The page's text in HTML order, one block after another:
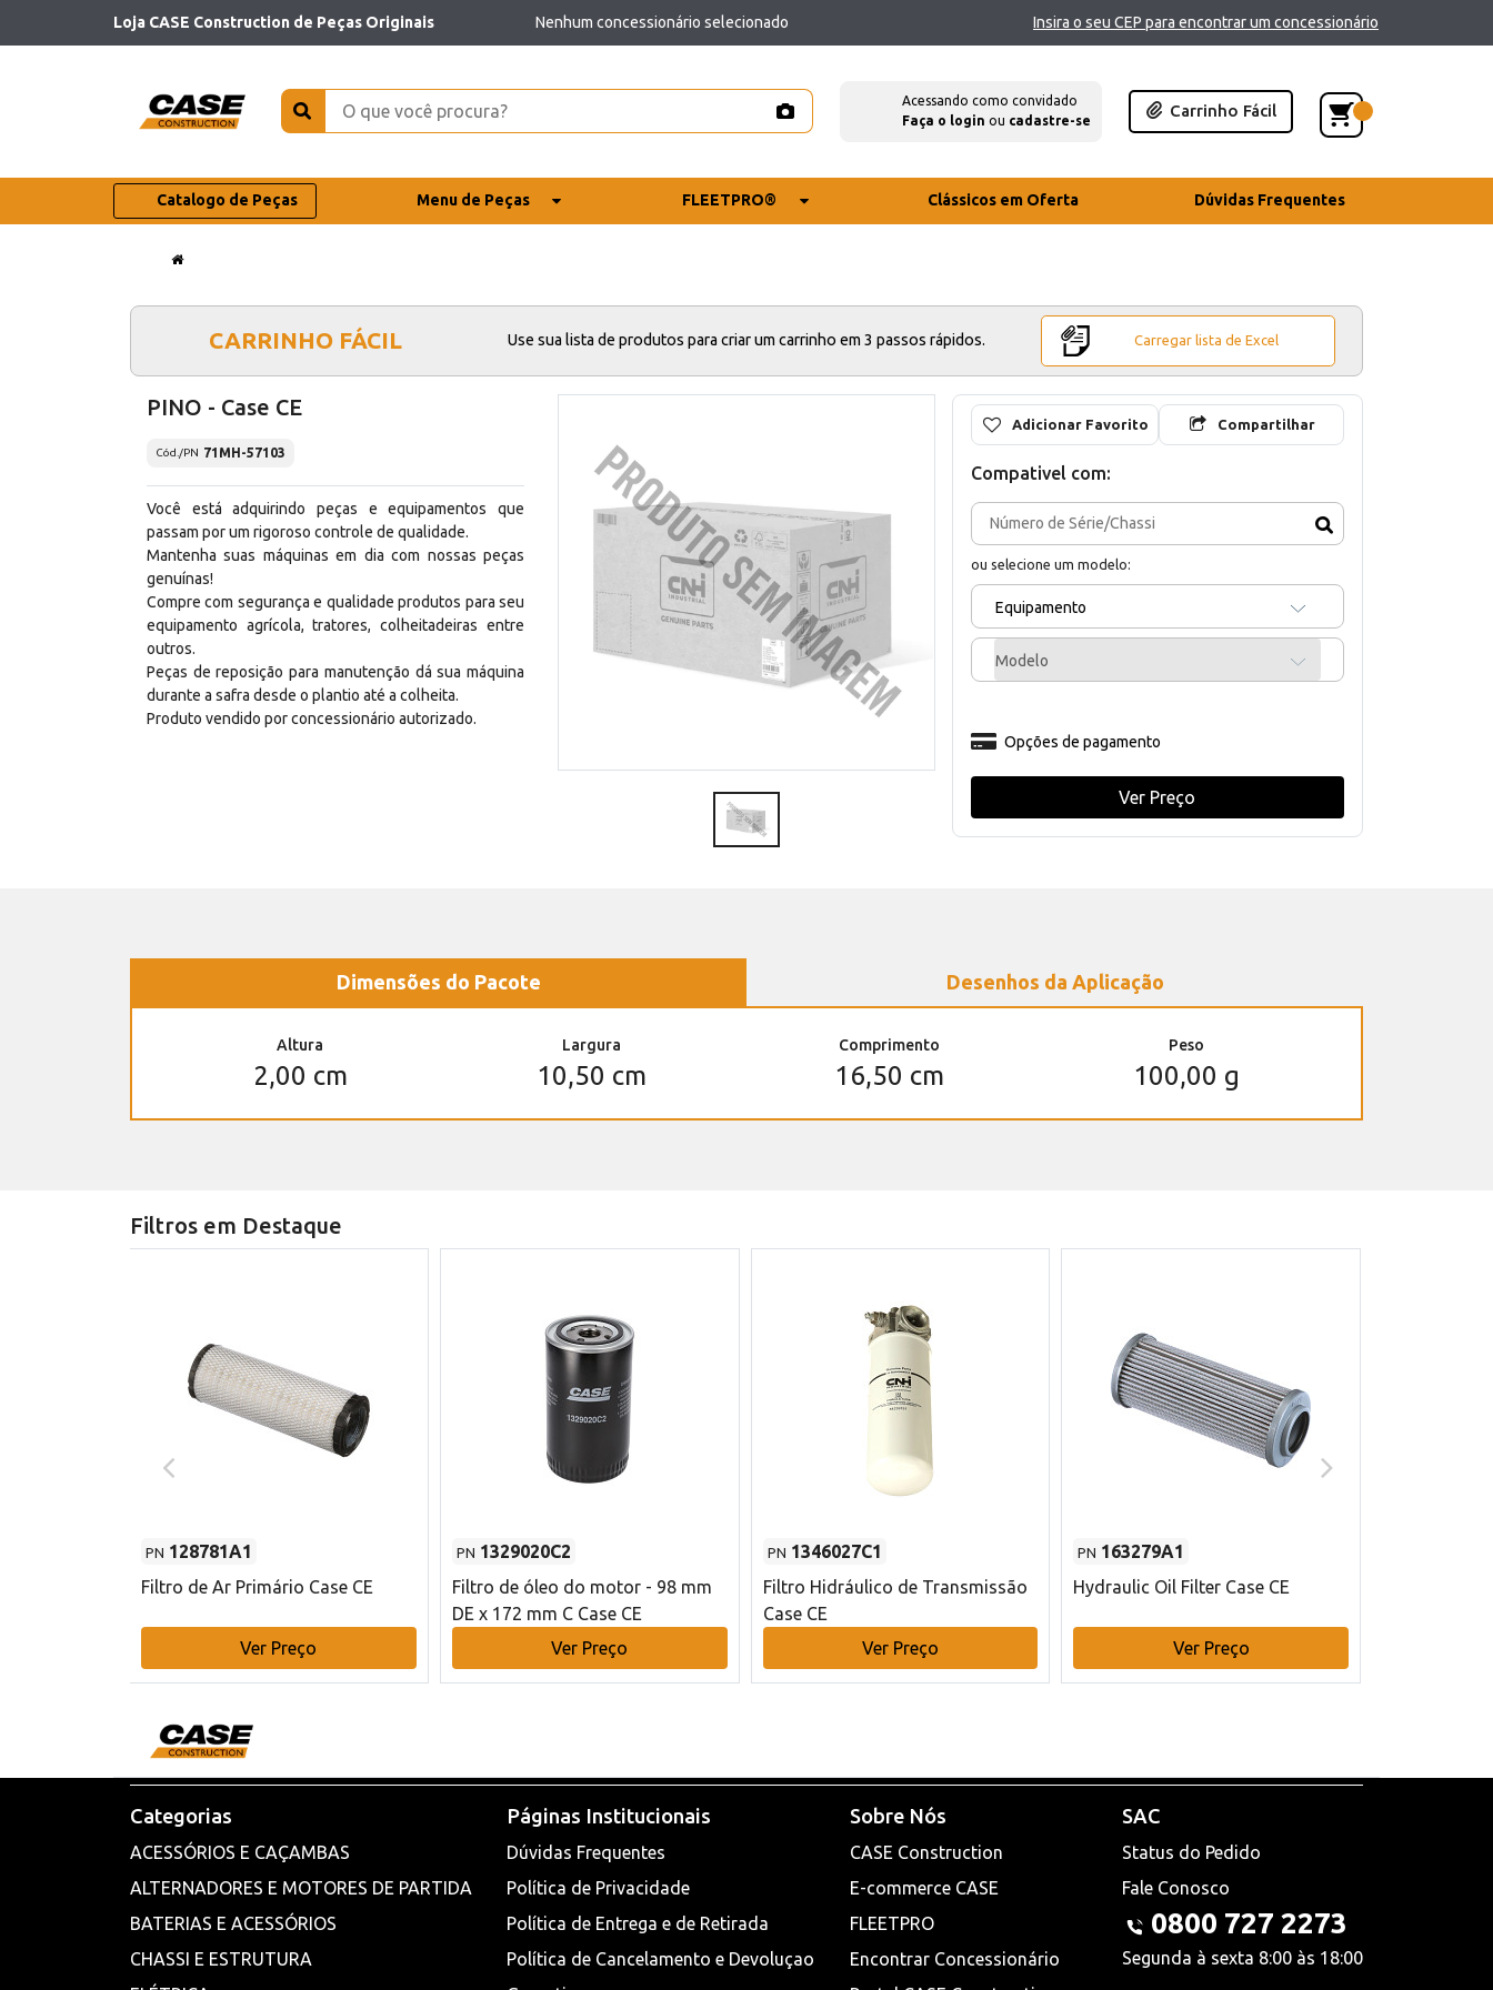
Loja CASE Construction de Peças Originais Nenhum concessionário selecionado Insira o seu CEP para encontrar um concessionário
Acessando como convidado
Faça o login ou cadastre-se
Carrinho Fácil
Catalogo de Peças Menu de Peças FLEETPRO® Clássicos em Oferta Dúvidas Frequentes
CARRINHO FÁCIL Use sua lista de produtos para criar um carrinho em 3 passos rápidos. Carregar lista de Excel
PINO - Case CE
Cód./PN 71MH-57103
Você está adquirindo peças e equipamentos que
passam por um rigoroso controle de qualidade.
Mantenha suas máquinas em dia com nossas peças
genuínas!
Compre com segurança e qualidade produtos para seu
equipamento agrícola, tratores, colheitadeiras entre
outros.
Peças de reposição para manutenção dá sua máquina
durante a safra desde o plantio até a colheita.
Produto vendido por concessionário autorizado.
Adicionar Favorito Compartilhar
Compativel com:
ou selecione um modelo:
Equipamento
Modelo
Opções de pagamento
Ver Preço
Dimensões do Pacote Desenhos da Aplicação
Altura
2,00 cm
Largura
10,50 cm
Comprimento
16,50 cm
Peso
100,00 g
Filtros em Destaque
PN 128781A1
Filtro de Ar Primário Case CE
Ver Preço
PN 1329020C2
Filtro de óleo do motor - 98 mm
DE x 172 mm C Case CE
Ver Preço
PN 1346027C1
Filtro Hidráulico de Transmissão
Case CE
Ver Preço
PN 163279A1
Hydraulic Oil Filter Case CE
Ver Preço
Categorias
ACESSÓRIOS E CAÇAMBAS
ALTERNADORES E MOTORES DE PARTIDA
BATERIAS E ACESSÓRIOS
CHASSI E ESTRUTURA
Páginas Institucionais
Dúvidas Frequentes
Política de Privacidade
Política de Entrega e de Retirada
Política de Cancelamento e Devoluçao
Sobre Nós
CASE Construction
E-commerce CASE
FLEETPRO
Encontrar Concessionário
SAC
Status do Pedido
Fale Conosco
0800 727 2273
Segunda à sexta 8:00 às 18:00